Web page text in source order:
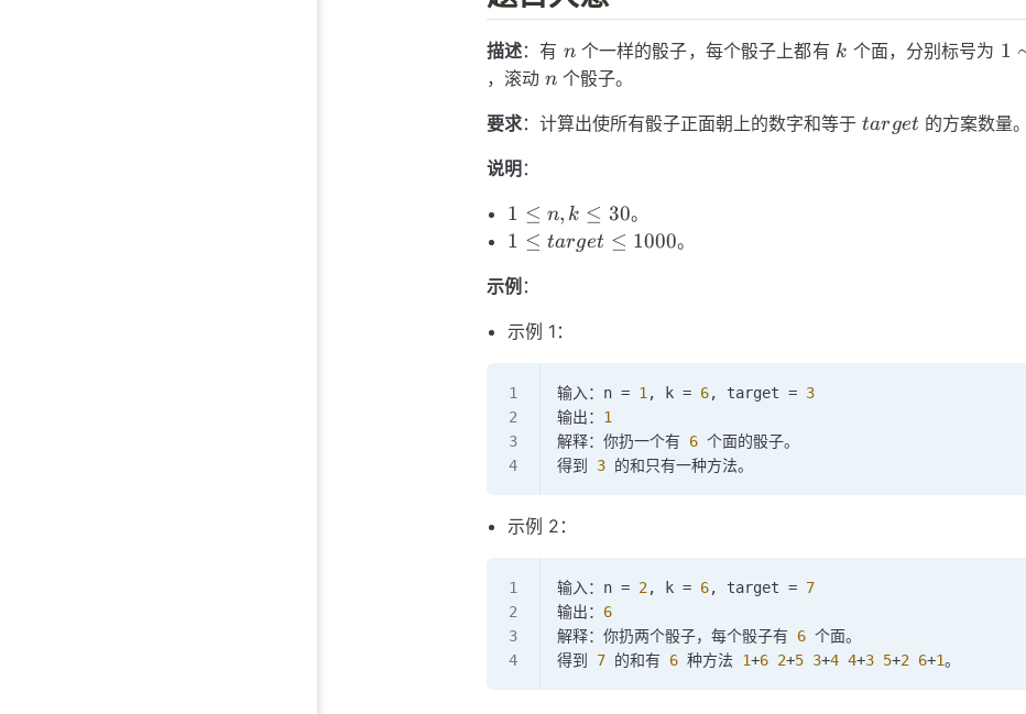
描述：有 n
n个一样的骰子，每个骰子上都有 k
k 个面，分别标号为 1
1
，滚动 n
n 个骰子。
要求：计算出使所有骰子正面朝上的数字和等于 target
target 的方案数量。
说明：
1
\le
k
30
1 ≤ n, k ≤ 30。
1 \le
\le
1 ≤ target ≤ 1000。
示例 ：
示例 1：
输入：n = 1 , k = 6, target = 3
输出： 1
解释：你扔一个有 6 个面的骰子。
得到 3 的和只有一种方法。
示例 2：
输入：n = 2, k = 6, target = 7
输出： 6
解释：你扔两个骰子，每个骰子有 6 个面。
得到 7 的和有 6 种方法 1+6 2+5 3+4 4+3 5+2 6+1。